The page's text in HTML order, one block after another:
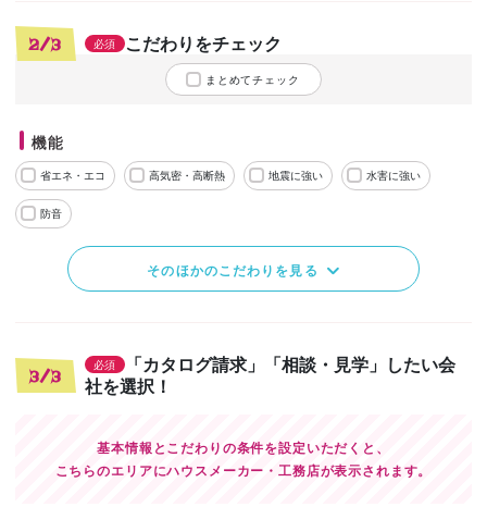
2/3 必須 こだわりをチェック
まとめてチェック
機能
省エネ・エコ 高気密・高断熱 地震に強い 水害に強い
防音
そのほかのこだわりを見る
3/3
必須
「カタログ請求」「相談・見学」したい会
社を選択！
基本情報とこだわりの条件を設定いただくと、
こちらのエリアにハウスメーカー・工務店が表示されます。